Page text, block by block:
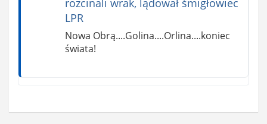
rozcinali wrak, lądował śmigłowiec
LPR
Nowa Obrą....Golina....Orlina....koniec
świata!